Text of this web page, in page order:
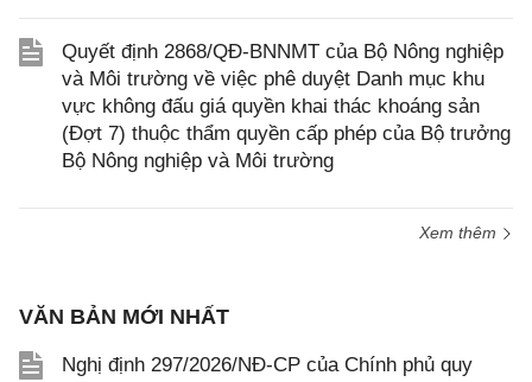
Quyết định 2868/QĐ-BNNMT của Bộ Nông nghiệp
và Môi trường về việc phê duyệt Danh mục khu
vực không đấu giá quyền khai thác khoáng sản
(Đợt 7) thuộc thẩm quyền cấp phép của Bộ trưởng
Bộ Nông nghiệp và Môi trường
Xem thêm
VĂN BẢN MỚI NHẤT
Nghị định 297/2026/NĐ-CP của Chính phủ quy